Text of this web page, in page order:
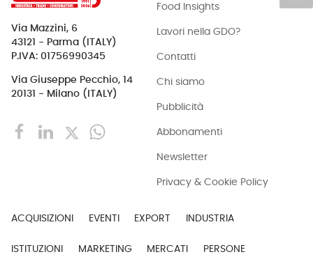
Via Mazzini, 6
43121 - Parma (ITALY)
P.IVA: 01756990345
Via Giuseppe Pecchio, 14
20131 - Milano (ITALY)
Food Insights
Lavori nella GDO?
Contatti
Chi siamo
Pubblicità
Abbonamenti
Newsletter
Privacy & Cookie Policy
ACQUISIZIONI EVENTI EXPORT INDUSTRIA
ISTITUZIONI MARKETING MERCATI PERSONE